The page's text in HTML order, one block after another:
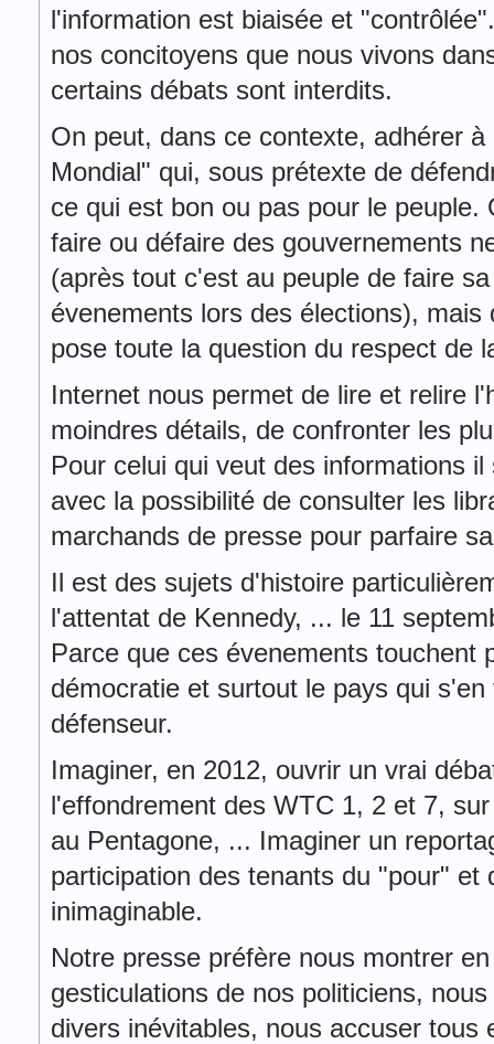
l'information est biaisée et
nos concitoyens que nous vivons
certains débats sont interdits.
On peut, dans ce contexte, adhérer
Mondial" qui, sous prétexte de
ce qui est bon ou pas pour le
faire ou défaire des gouvernements
(après tout c'est au peuple de faire
évenements lors des élections),
pose toute la question du respect de
Internet nous permet de lire et relire
moindres détails, de confronter les
Pour celui qui veut des informations
avec la possibilité de consulter les
marchands de presse pour parfaire
Il est des sujets d'histoire
l'attentat de Kennedy, ... le 11
Parce que ces évenements touchent
démocratie et surtout le pays qui
défenseur.
Imaginer, en 2012, ouvrir un vrai
l'effondrement des WTC 1, 2 et 7,
au Pentagone, ... Imaginer un
participation des tenants du "pour" et
inimaginable.
Notre presse préfère nous montrer
gesticulations de nos politiciens,
divers inévitables, nous accuser tous